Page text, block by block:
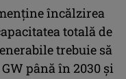
încălzirea
totală de
trebuie să
până în 2030 și